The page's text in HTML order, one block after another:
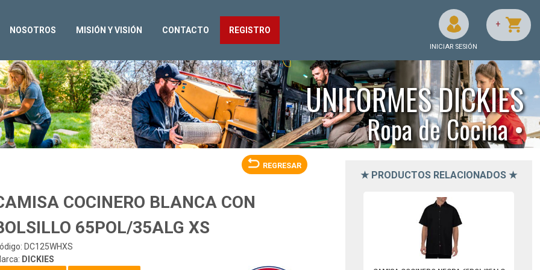
NOSOTROS MISIÓN Y VISIÓN CONTACTO REGISTRO
INICIAR SESIÓN
+
UNIFORMES DICKIES
Ropa de Cocina •
REGRESAR
COCINERO BLANCA CON
65POL/35ALG XS
DC125WHXS
DICKIES
★ PRODUCTOS RELACIONADOS ★